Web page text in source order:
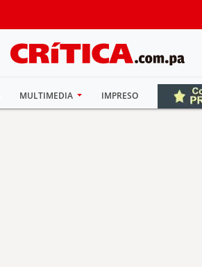
MULTIMEDIA IMPRESO